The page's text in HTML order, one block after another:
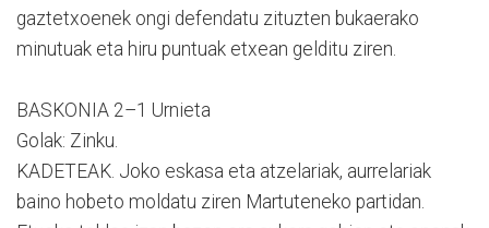
gaztetxoenek ongi defendatu zituzten bukaerako
minutuak eta hiru puntuak etxean gelditu ziren.
BASKONIA 2–1 Urnieta
Golak: Zinku.
KADETEAK. Joko eskasa eta atzelariak, aurrelariak
baino hobeto moldatu ziren Martuteneko partidan.